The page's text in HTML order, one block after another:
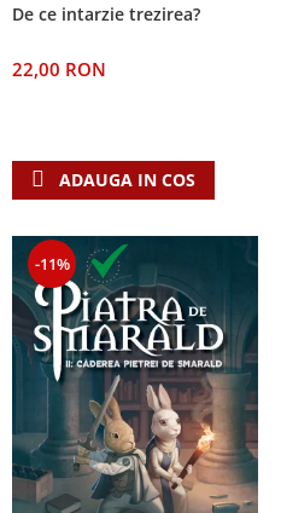
De ce intarzie trezirea?
22,00 RON
ADAUGA IN COS
-11%